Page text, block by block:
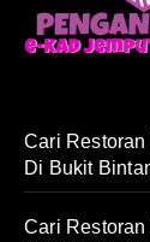
Cari
Di Bukit
Cari